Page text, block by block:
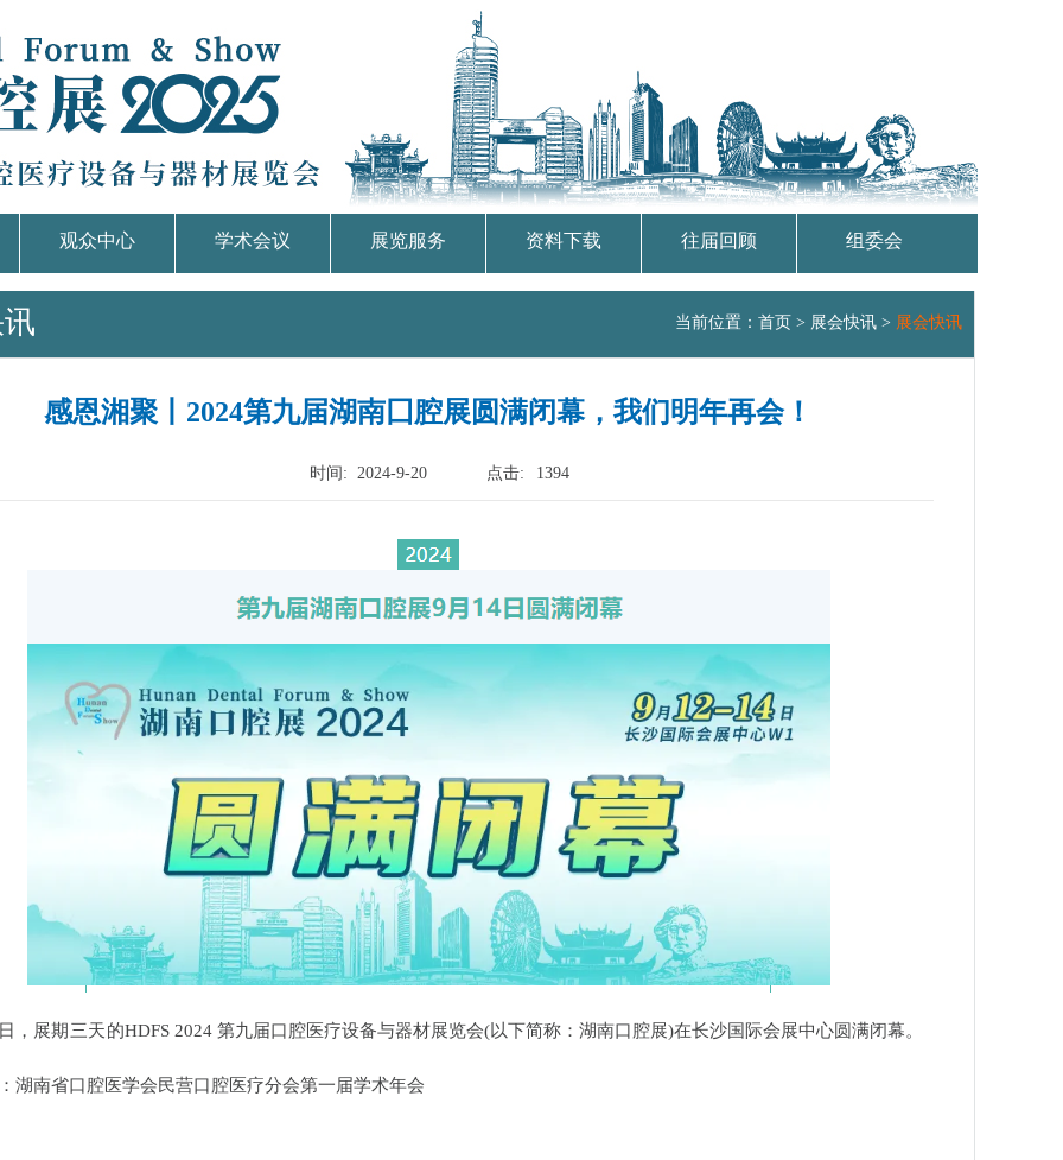
观众中心 学术会议 展览服务 资料下载 往届回顾 组委会
当前位置： 首页 > 展会快讯 > 展会快讯
感恩湘聚丨2024第九届湖南囗腔展圆满闭幕，我们明年再会！
时间: 2024-9-20 点击: 1394
， 展期三天的HDFS 2024 第九届口腔医疗设备与器材展览会(以下简称：湖南口腔展)在长沙国际会展中心圆满闭幕。
湖南省口腔医学会民营口腔医疗分会第一届学术年会